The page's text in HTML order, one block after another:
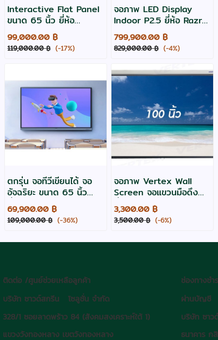
Interactive Flat Panel
ขนาด 65 นิ้ว ยี่ห้อ
Viewsonic รุ่น IFP6532
99,000.00 ฿
119,000.00 ฿ (-17%)
จอภาพ LED Display
Indoor P2.5 ยี่ห้อ Razr
รุ่น UIRx 2.5 ขนาด 3.2
x1.92 เมตร
799,900.00 ฿
829,000.00 ฿ (-4%)
ตกรุ่น จอทีวีเขียนได้ จอ
อัจฉริยะ ขนาด 65 นิ้ว
ยี่ห้อ Maxhub รุ่น E6521
เหมาะสำหรับสถานศึกษา
69,900.00 ฿
109,000.00 ฿ (-36%)
จอภาพ Vertex Wall
Screen จอแขวนมือดึง
ยี่ห้อ Vertex ขนาด 100
นิ้ว (4:3)
3,300.00 ฿
3,500.00 ฿ (-6%)
ติดต่อ /ศูนย์ช่วยเหลือลูกค้า
บริษัท ซาวด์สกรีน โซลูชั่น จำกัด
328/1 ซอยลาดพร้าว 84 (สังคมสงเคราะห์ใต้ 1)
แขวงวังทองหลาง เขตวังทองหลาง
ช่องทางชำ
ผ่านบัญชี
บริษัท ซาว
ธนาคาร ก